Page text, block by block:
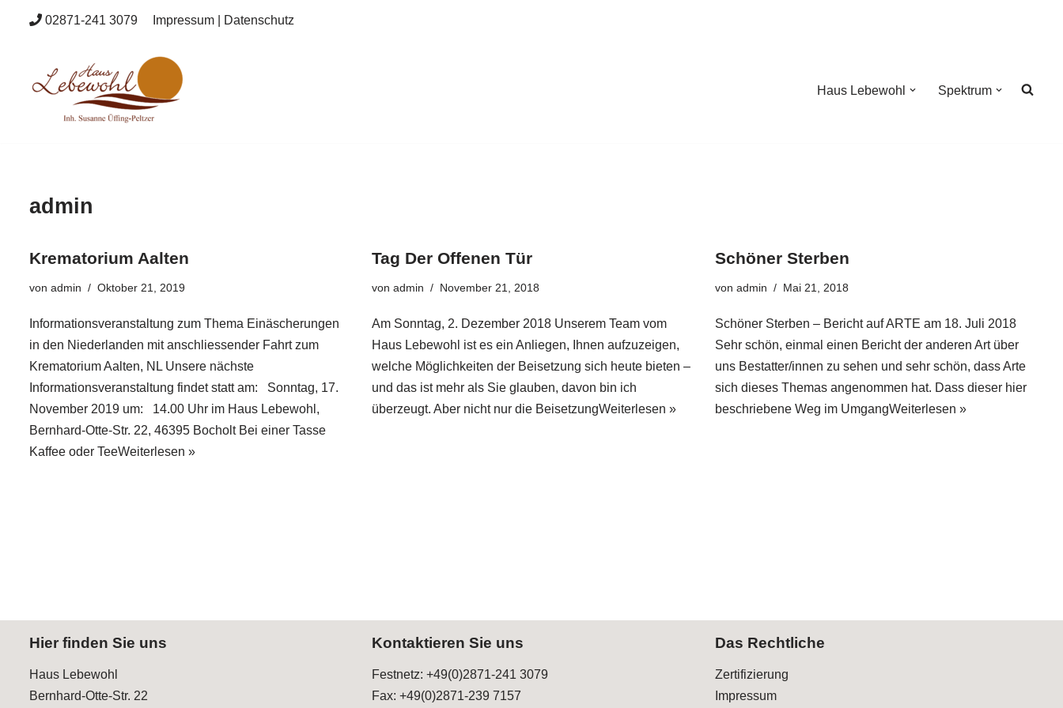
springen
02871-241 3079 Impressum Datenschutz
Haus Lebewohl Spektrum
admin
Krematorium Aalten
von admin Oktober 21, 2019
Informationsveranstaltung zum Thema Einäscherungen
in den Niederlanden mit anschliessender Fahrt zum
Krematorium Aalten, NL Unsere nächste
Informationsveranstaltung findet statt am: Sonntag, 17.
November 2019 um: 14.00 Uhr im Haus Lebewohl,
Bernhard-Otte-Str. 22, 46395 Bocholt Bei einer Tasse
Kaffee oder TeeWeiterlesen »
Tag Der Offenen Tür
vonadmin November 21, 2018
Am Sonntag, 2. Dezember 2018 Unserem Team vom
Haus Lebewohl ist es ein Anliegen, Ihnen aufzuzeigen,
welche Möglichkeiten der Beisetzung sich heute bieten –
und das ist mehr als Sie glauben, davon bin ich
überzeugt. Aber nicht nur die BeisetzungWeiterlesen »
Schöner Sterben
von admin Mai 21, 2018
Schöner Sterben – Bericht auf ARTE am 18. Juli 2018
Sehr schön, einmal einen Bericht der anderen Art über
uns Bestatter/innen zu sehen und sehr schön, dass Arte
sich dieses Themas angenommen hat. Dass dieser hier
beschriebene Weg im UmgangWeiterlesen »
Hier finden Sie uns
Haus Lebewohl
Bernhard-Otte-Str. 22
Kontaktieren Sie uns
Festnetz:+49(0)2871-241 3079
Fax: +49(0)2871-239 7157
Das Rechtliche
Zertifizierung
Impressum